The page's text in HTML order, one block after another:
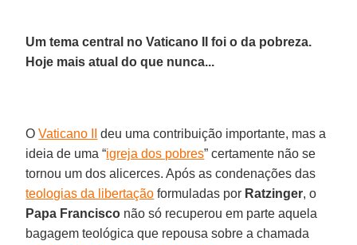
Um tema central no Vaticano II foi o da pobreza.
Hoje mais atual do que nunca...
OVaticano II
deu uma contribuição importante, mas a
ideia de uma “igreja dos pobres” certamente não se
tornou um dos alicerces. Após as condenações das
teologias da libertação formuladas por Ratzinger, o
Papa Francisco não só recuperou em parte aquela
bagagem teológica que repousa sobre a chamada